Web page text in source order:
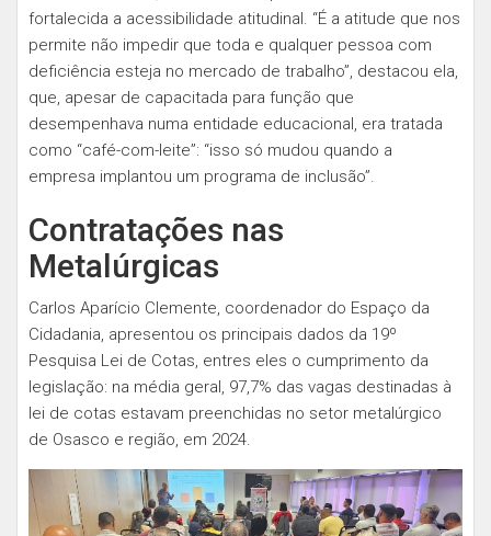
fortalecida a acessibilidade atitudinal. “É a atitude que nos
permite não impedir que toda e qualquer pessoa com
deficiência esteja no mercado de trabalho”, destacou ela,
que, apesar de capacitada para função que
desempenhava numa entidade educacional, era tratada
como “café-com-leite”: “isso só mudou quando a
empresa implantou um programa de inclusão”.
Contratações nas
Metalúrgicas
Carlos Aparício Clemente, coordenador do Espaço da
Cidadania, apresentou os principais dados da 19º
Pesquisa Lei de Cotas, entres eles o cumprimento da
legislação: na média geral, 97,7% das vagas destinadas à
lei de cotas estavam preenchidas no setor metalúrgico
de Osasco e região, em 2024.